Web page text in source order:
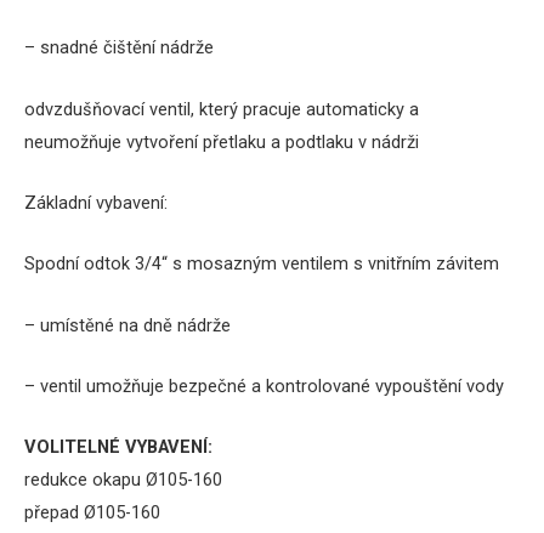
– snadné čištění nádrže
odvzdušňovací ventil, který pracuje automaticky a
neumožňuje vytvoření přetlaku a podtlaku v nádrži
Základní vybavení:
Spodní odtok 3/4“ s mosazným ventilem s vnitřním závitem
– umístěné na dně nádrže
– ventil umožňuje bezpečné a kontrolované vypouštění vody
VOLITELNÉ VYBAVENÍ:
redukce okapu Ø105-160
přepad Ø105-160